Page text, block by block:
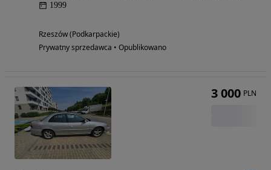
1999
Rzeszów (Podkarpackie)
Prywatny sprzedawca • Opublikowano
3 000 PLN